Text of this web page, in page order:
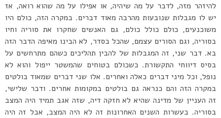
להיזהר מזה, לדבר על מה שיהיה, או אפילו על מה שהוא רואה, אז
יש לו מגבלות שנובעות מהרבה מאוד דברים. במקרה הזה, כולם היו
משוכנעים, כולם כולל כולם, גם האנשים שחקרו את סוריה וחיו
בסוריה, וגם הסורים עצמם, שהכל בסדר, לא הבינו מאיפה הדבר הזה
בא. דבר שני, זה המגבלות של להבין תהליכים כשהם מתרחשים על
בסיס דיווחי התקשורת. כשכולם בטוחים שהמשטר ייפול והוא לא
נופל, וכל מיני דברים כאלה ואחרים. אלו שני דברים שמאוד בולטים
במקרה הזה והם כנראה גם בולטים במקומות אחרים. ודבר שלישי,
זה העניין של מדינה שהיא לא חזקה דיה, שזה אגב תמיד היה המצב
בסוריה. בעשרות השנים האחרונות זה לא היה המצב, אבל זה היה